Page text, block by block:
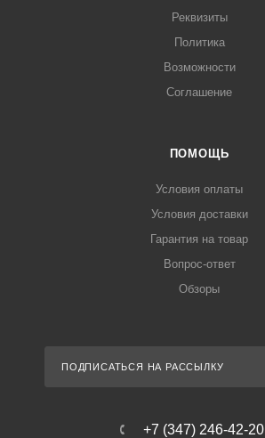
Реквизиты
Политика
Возможности
Соглашение
ПОМОЩЬ
Условия оплаты
Условия доставки
Гарантия на товар
Вопрос-ответ
Обзоры
ПОДПИСАТЬСЯ НА РАССЫЛКУ
+7 (347) 246-42-20